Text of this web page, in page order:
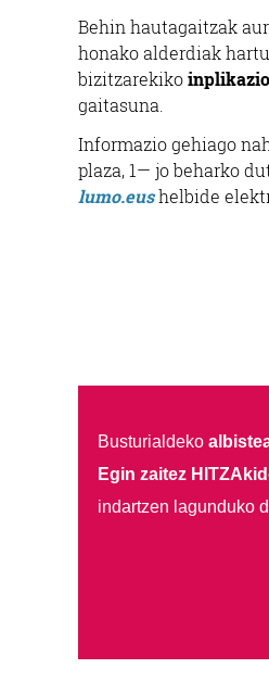
Behin hautagaitzak
honako alderdiak
bizitzarekiko
gaitasuna.
Informazio gehiago
plaza, 1— jo beharko
lumo.eushelbide
Busturialdeko
Egin zaitez
indartzen lagunduko